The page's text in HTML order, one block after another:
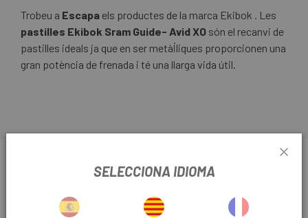
Trobeu a Escapa els productes de la marca Ekibok . Les
pastilles Ekibok Sram Guide- Avid XO són el recanvi de
pastilles ideals ja que en ser metàl·liques proporcionen una
gran potència de frenada i té una llarga vida útil.
INFORMACIÓ SOBRE PASTILLES EKIBOK SRAM
GUIDE- AVID XO
FITXA DE PRODUCTE
SELECCIONA IDIOMA